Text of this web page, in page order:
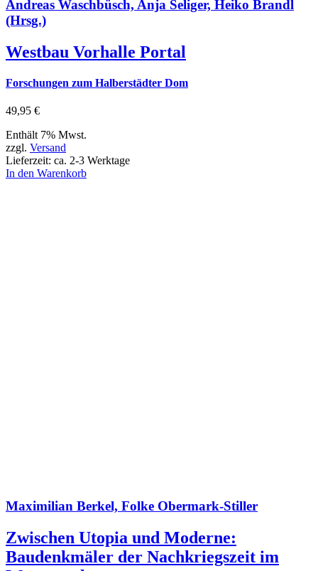
Andreas Waschbüsch, Anja Seliger, Heiko Brandl
(Hrsg.)
Westbau Vorhalle Portal
Forschungen zum Halberstädter Dom
49,95 €
Enthält 7% Mwst.
zzgl. Versand
Lieferzeit: ca. 2-3 Werktage
In den Warenkorb
Maximilian Berkel, Folke Obermark-Stiller
Zwischen Utopia und Moderne:
Baudenkmäler der Nachkriegszeit im